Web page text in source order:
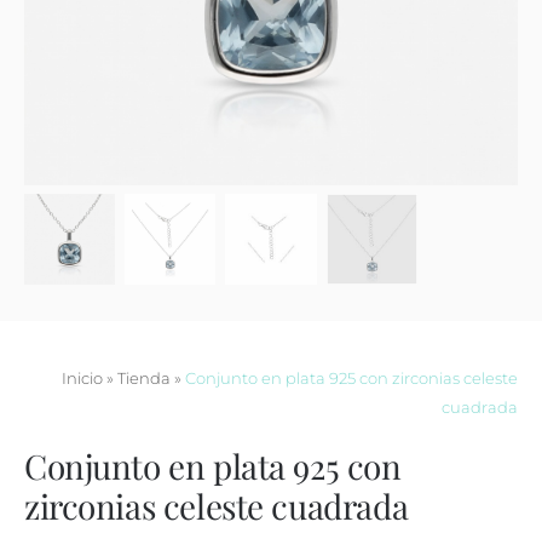
Inicio» Tienda » Conjunto en plata 925 con zirconias celeste
cuadrada
Conjunto en plata 925 con
zirconias celeste cuadrada